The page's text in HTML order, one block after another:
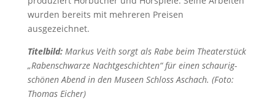
wurden bereits mit mehreren Preisen
ausgezeichnet.
Titelbild: Markus Veith sorgt als Rabe beim Theaterstück
„Rabenschwarze Nachtgeschichten“ für einen schaurig-
schönen Abend in den Museen Schloss Aschach. (Foto:
Thomas Eicher)